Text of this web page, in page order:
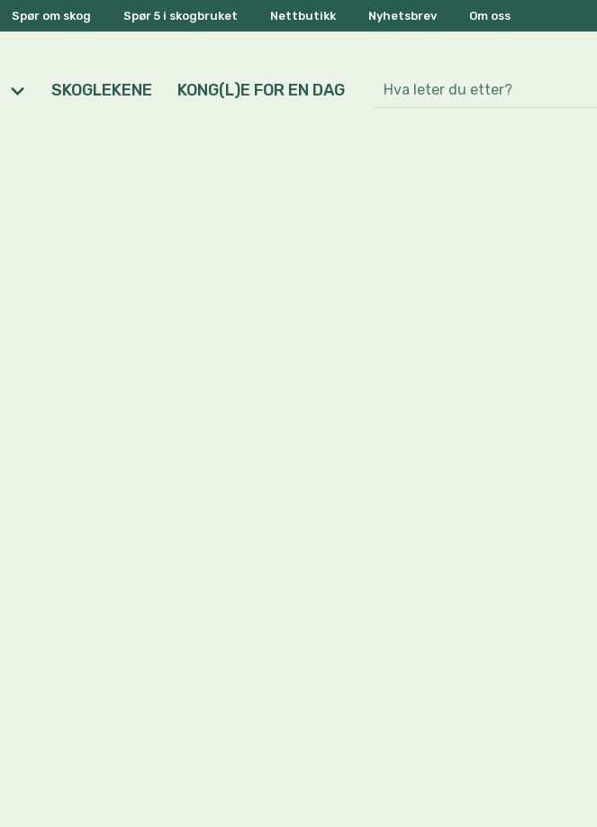
Spør om skog Spør 5 i skogbruket Nettbutikk Nyhetsbrev Om oss
SKOGLEKENE KONG(L)E FOR EN DAG